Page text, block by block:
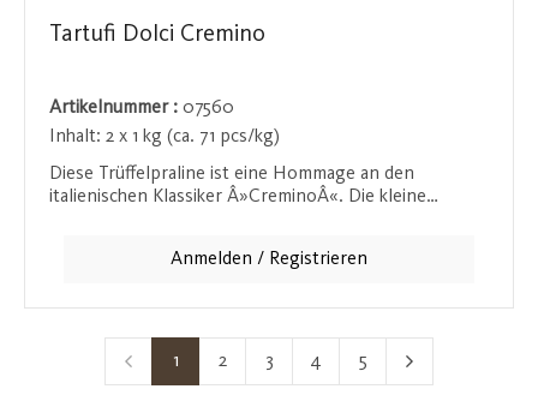
Tartufi Dolci Cremino
Artikelnummer : 07560
Inhalt: 2 x 1 kg (ca. 71 pcs/kg)
Diese Trüffelpraline ist eine Hommage an den
italienischen Klassiker Â»CreminoÂ«. Die kleine
Haselnussgeschmack. Der feine Schmelz dieser Praline
zartem Nougat und edlen Pralinen.
Anmelden / Registrieren
Seite
1 Seite
2 Seite
3 Seite
4 Seite
5